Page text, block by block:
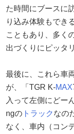
た時間にブースに
り込み体験もでき
こともあり、多く
出づくりにピッタ
最後に、これら車
が、「TGR K-MAX
入って左側にどー
ngの トラック なの
なく、車内（コン